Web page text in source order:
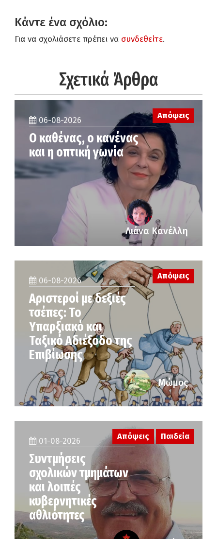
Κάντε ένα σχόλιο:
Για να σχολιάσετε πρέπει να συνδεθείτε.
Σχετικά Άρθρα
Απόψεις
06-08-2026
Ο καθένας, ο κανένας
και η οπτική γωνία
Λιάνα Κανέλλη
06-08-2026
Αριστεροί με δεξιές
τσέπες: Το
Υπαρξιακό και
Ταξικό Αδιέξοδο της
Επιβίωσης
Απόψεις
Μώμος
01-08-2026
Συντμήσεις
σχολικών τμημάτων
και λοιπές
κυβερνητικές
αθλιότητες
Απόψεις Παιδεία